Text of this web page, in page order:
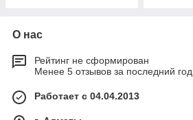
О нас
Рейтинг не сформирован
Менее 5 отзывов за последний год
Работает с 04.04.2013